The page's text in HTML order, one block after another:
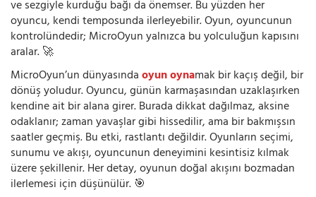
ve sezgiyle kurduğu bağı da önemser. Bu yüzden her
oyuncu, kendi temposunda ilerleyebilir. Oyun, oyuncunun
kontrolündedir; MicroOyun yalnızca bu yolculuğun kapısını
aralar. 🚀
MicroOyun’un dünyasındaoyun oynamak bir kaçış değil, bir
dönüş yoludur. Oyuncu, günün karmaşasından uzaklaşırken
kendine ait bir alana girer. Burada dikkat dağılmaz, aksine
odaklanır; zaman yavaşlar gibi hissedilir, ama bir bakmışsın
saatler geçmiş. Bu etki, rastlantı değildir. Oyunların seçimi,
sunumu ve akışı, oyuncunun deneyimini kesintisiz kılmak
üzere şekillenir. Her detay, oyunun doğal akışını bozmadan
ilerlemesi için düşünülür. 🎯